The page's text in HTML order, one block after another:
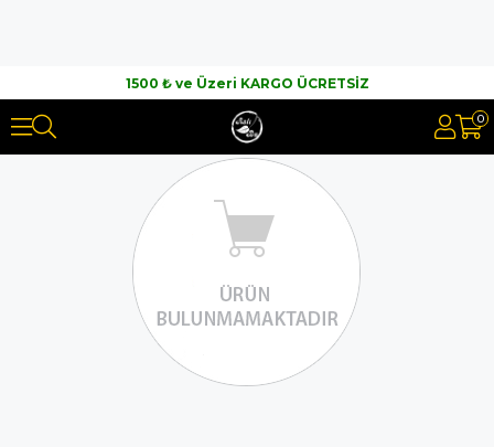
1500 ₺ ve Üzeri KARGO ÜCRETSİZ
0